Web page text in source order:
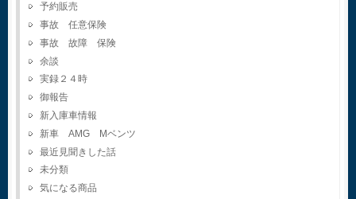
予約販売
事故 任意保険
事故 故障 保険
余談
実録２４時
御報告
新入庫車情報
新車 AMG Mベンツ
最近見聞きした話
未分類
気になる商品